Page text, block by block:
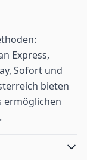
Express,
Sofort und
bieten
ermöglichen